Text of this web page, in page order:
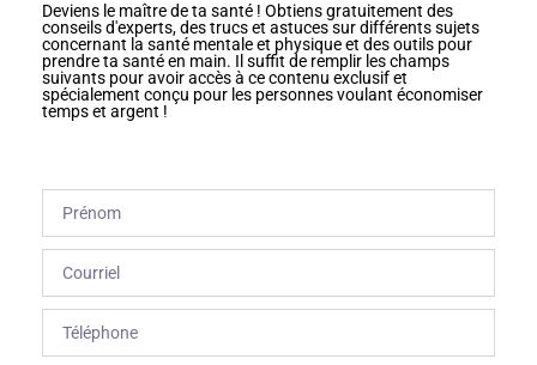
Deviens le maître de ta santé ! Obtiens gratuitement des
conseils d'experts, des trucs et astuces sur différents sujets
concernant la santé mentale et physique et des outils pour
prendre ta santé en main. Il suffit de remplir les champs
suivants pour avoir accès à ce contenu exclusif et
spécialement conçu pour les personnes voulant économiser
temps et argent !